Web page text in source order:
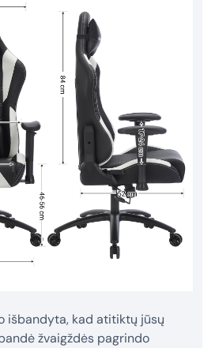
išbandyta, kad atitiktų jūsų
žvaigždės pagrindo